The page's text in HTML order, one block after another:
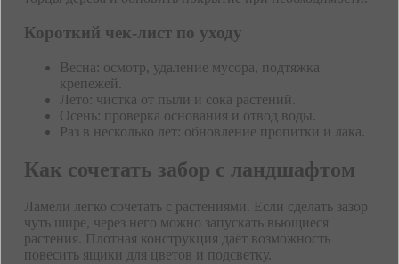
Короткий чек-лист по уходу
Весна: осмотр, удаление мусора, подтяжка
крепежей.
Лето: чистка от пыли и сока растений.
Осень: проверка основания и отвод воды.
Раз в несколько лет: обновление пропитки и лака.
Как сочетать забор с ландшафтом
Ламели легко сочетать с растениями. Если сделать зазор
чуть шире, через него можно запускать вьющиеся
растения. Плотная конструкция даёт возможность
повесить ящики для цветов и подсветку.